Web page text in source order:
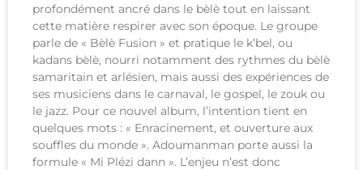
profondément ancré dans le bèlè tout en laissant
cette matière respirer avec son époque. Le groupe
parle de « Bèlè Fusion » et pratique le k’bel, ou
kadans bèlè, nourri notamment des rythmes du bèlè
samaritain et arlésien, mais aussi des expériences de
ses musiciens dans le carnaval, le gospel, le zouk ou
le jazz. Pour ce nouvel album, l’intention tient en
quelques mots : « Enracinement, et ouverture aux
souffles du monde ». Adoumanman porte aussi la
formule « Mi Plézi dann ». L’enjeu n’est donc